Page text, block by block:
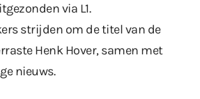
via L1.
strijden om de titel van de
Henk Hover, samen met
nieuws.